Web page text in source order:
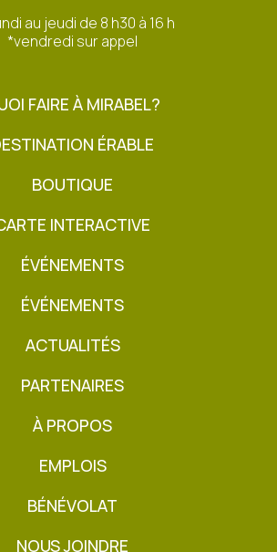
au jeudi de 8 h30 à 16 h
*vendredi sur appel
FAIRE À MIRABEL?
ÉRABLE
BOUTIQUE
INTERACTIVE
ÉVÉNEMENTS
ÉVÉNEMENTS
ACTUALITÉS
PARTENAIRES
À PROPOS
EMPLOIS
BÉNÉVOLAT
NOUS JOINDRE